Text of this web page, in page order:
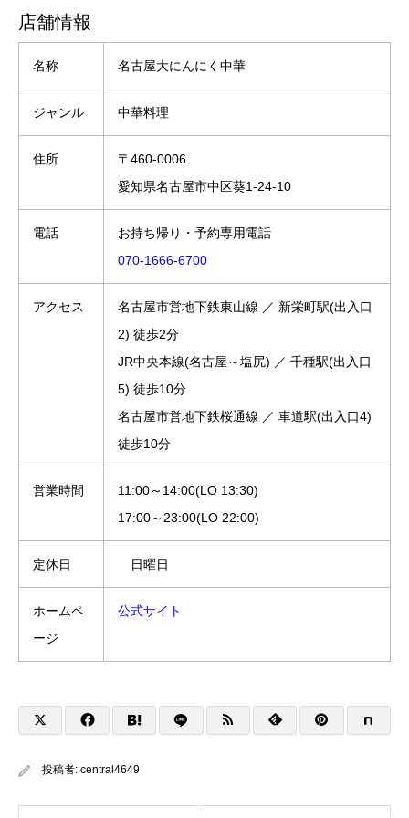
店舗情報
名称 名古屋大にんにく中華
ジャンル 中華料理
住所
〒460-0006
愛知県名古屋市中区葵1-24-10
電話
お持ち帰り・予約専用電話
070-1666-6700
アクセス
名古屋市営地下鉄東山線 ／ 新栄町駅(出入口
2) 徒歩2分
JR中央本線(名古屋～塩尻) ／ 千種駅(出入口
5) 徒歩10分
名古屋市営地下鉄桜通線 ／ 車道駅(出入口4)
徒歩10分
営業時間
11:00～14:00(LO 13:30)
17:00～23:00(LO 22:00)
定休日 日曜日
ホームペ
ージ
公式サイト
投稿者: central4649